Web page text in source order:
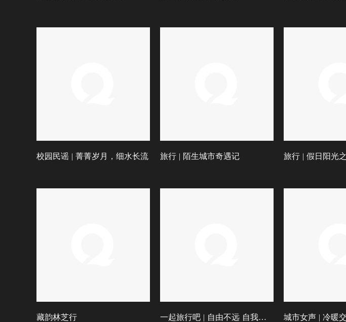
校园民谣 | 菁菁岁月，细水长流 旅行 | 陌生城市奇遇记 旅行 | 假日阳光
藏韵林芝行 一起旅行吧 | 自由不远 自我永恒 城市女声 | 冷暖